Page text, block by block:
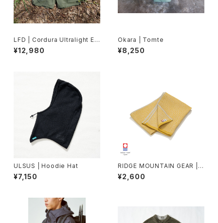
LFD | Cordura Ultralight Ea
sy Shorts
¥12,980
Okara | Tomte
¥8,250
ULSUS | Hoodie Hat
¥7,150
RIDGE MOUNTAIN GEAR |
Waffle Neck Wrap Towel
¥2,600